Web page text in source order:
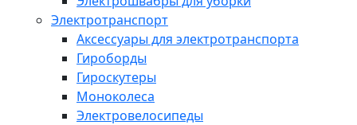
Электротранспорт
Аксессуары для электротранспорта
Гироборды
Гироскутеры
Моноколеса
Электровелосипеды